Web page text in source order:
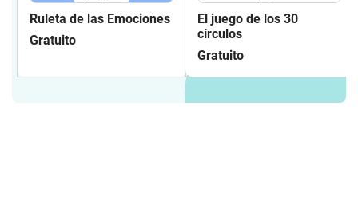
Ruleta de las Emociones
Gratuito
El juego de los 30
círculos
Gratuito